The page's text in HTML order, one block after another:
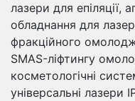
лазери для епіляції,
обладнання для
фракційного
SMAS-ліфтингу
косметологічні
універсальні лазери